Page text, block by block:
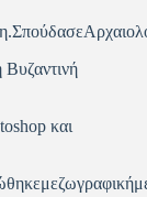
Βυζαντινή
και